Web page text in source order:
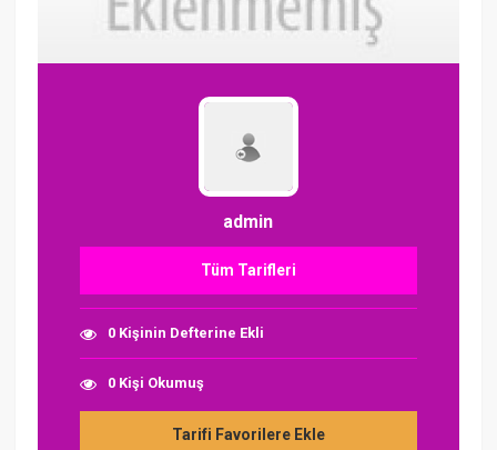
admin
Tüm Tarifleri
0 Kişinin Defterine Ekli
0 Kişi Okumuş
Tarifi Favorilere Ekle